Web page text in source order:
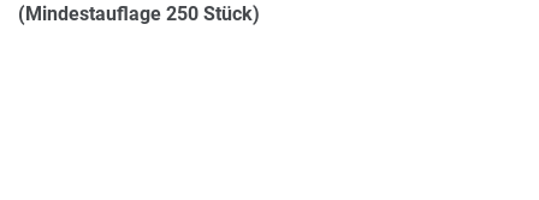
(Mindestauflage 250 Stück)